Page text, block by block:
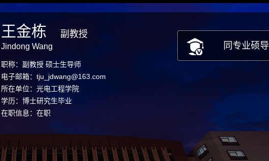
王金栋
Jindong Wang
副教授
职称：副教授 硕士生导师
电子邮箱： tju_jdwang@163.com
所在单位：光电工程学院
学历：博士研究生毕业
在职信息：在职
同专业硕导